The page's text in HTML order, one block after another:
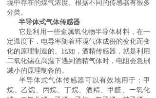
境中存在的煤气浓度。根据不同的传感器有很多
分类。
半导体式气体传感器
它是利用一些金属氧化物半导体材料，在一
定温度下，电导率随着环境气体成份的变化而变
化的原理制造的。比如，酒精传感器，就是利用
二氧化锡在高温下遇到酒精气体时，电阻会急剧
减小的原理制备的。
半导体式气体传感器可以有效地用于：甲
烷、乙烷、丙烷、丁烷、酒精、甲醛、一氧化